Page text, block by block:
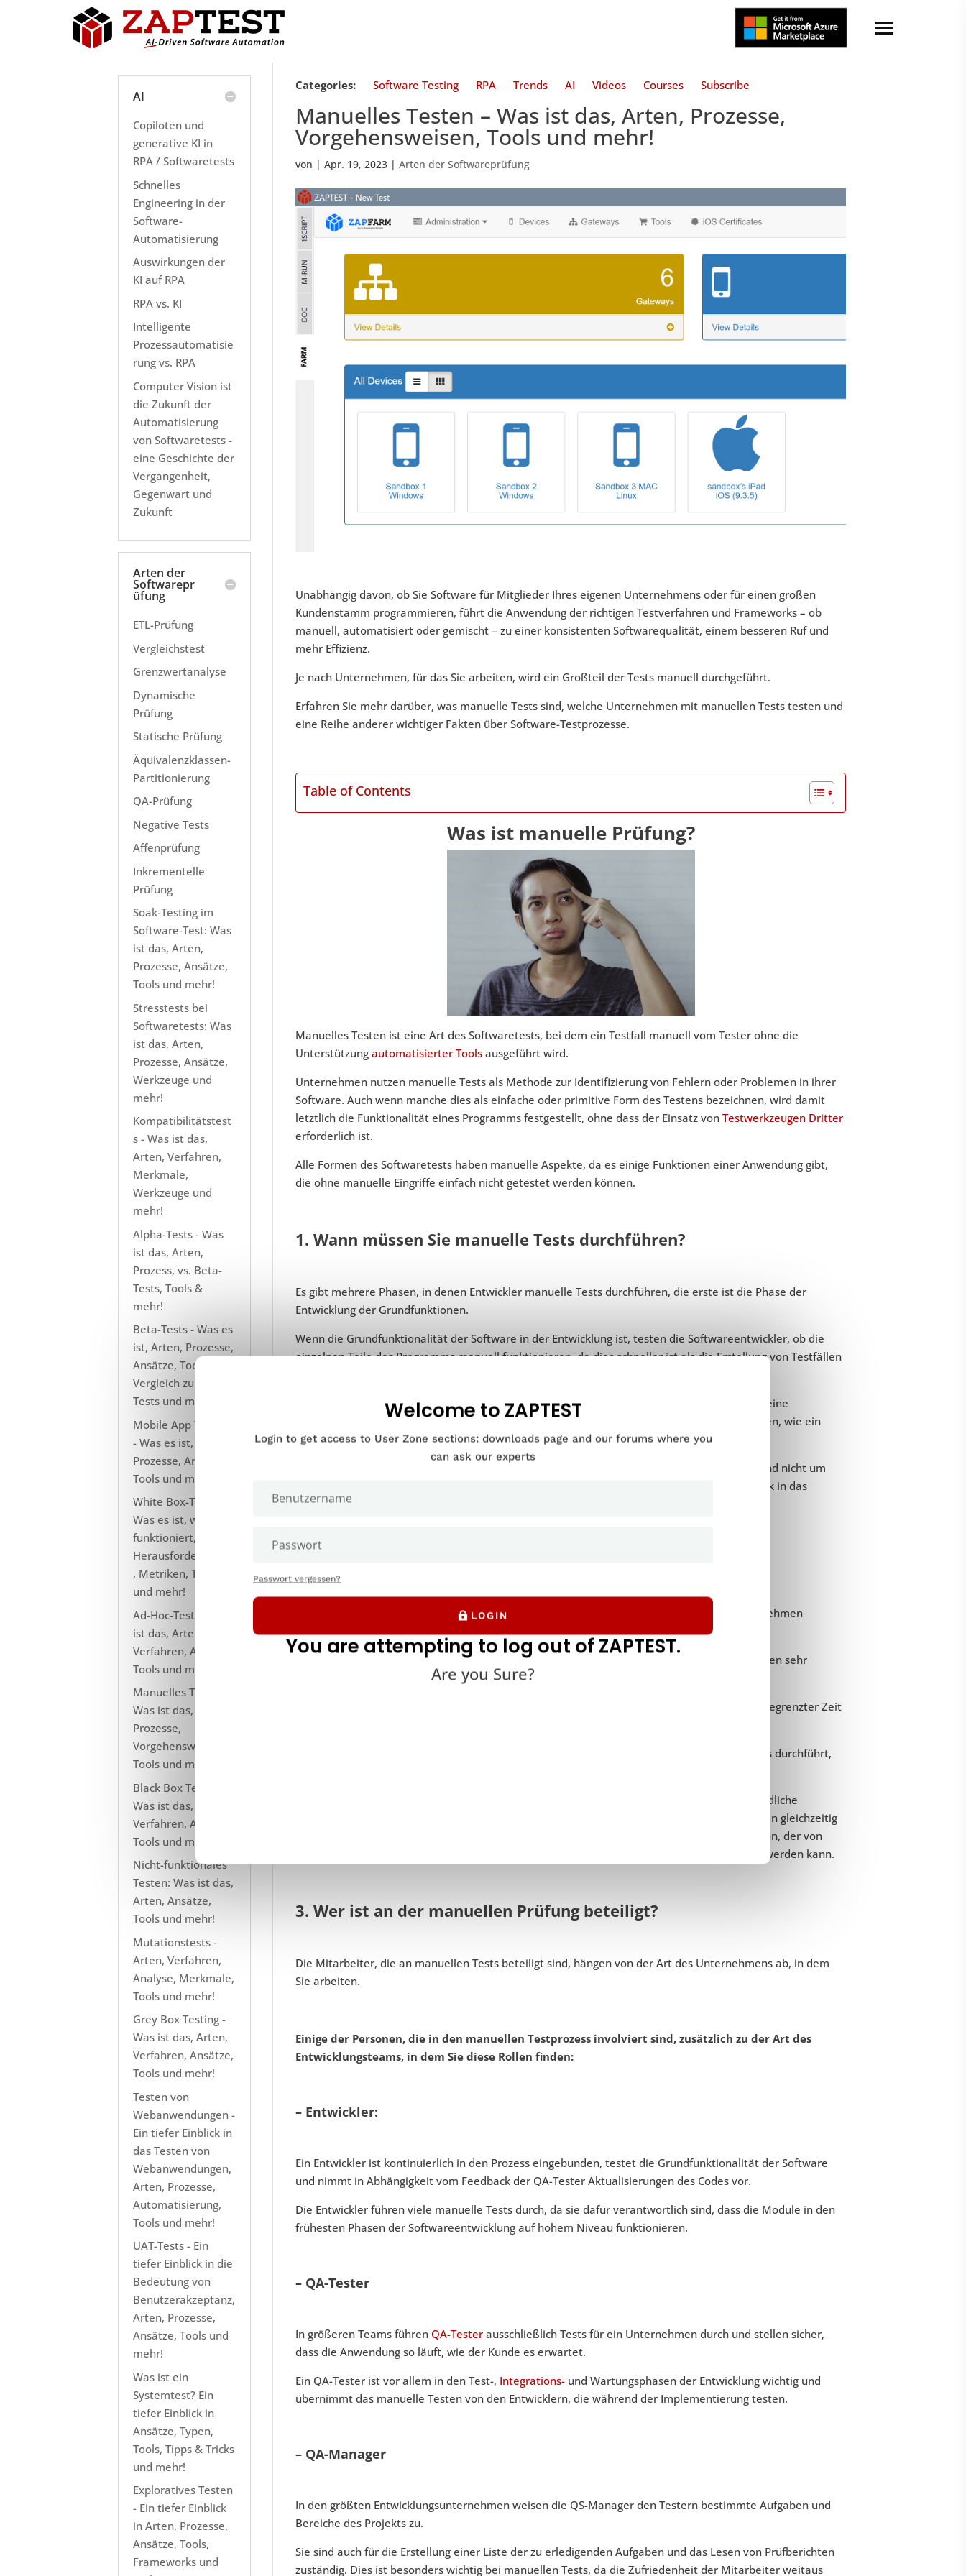
Categories: Software Testing RPA Trends AI Videos Courses Subscribe
Manuelles Testen – Was ist das, Arten, Prozesse,
Vorgehensweisen, Tools und mehr!
von |Apr. 19, 2023 |Arten der Softwareprüfung
Unabhängig davon, ob Sie Software für Mitglieder Ihres eigenen Unternehmens oder für einen großen
Kundenstamm programmieren, führt die Anwendung der richtigen Testverfahren und Frameworks – ob
manuell, automatisiert oder gemischt – zu einer konsistenten Softwarequalität, einem besseren Ruf und
mehr Effizienz.
Je nach Unternehmen, für das Sie arbeiten, wird ein Großteil der Tests manuell durchgeführt.
Erfahren Sie mehr darüber, was manuelle Tests sind, welche Unternehmen mit manuellen Tests testen und
eine Reihe anderer wichtiger Fakten über Software-Testprozesse.
Table of Contents
Was ist manuelle Prüfung?
Manuelles Testen ist eine Art des Softwaretests, bei dem ein Testfall manuell vom Tester ohne die
Unterstützungautomatisierter Tools ausgeführt wird.
Unternehmen nutzen manuelle Tests als Methode zur Identifizierung von Fehlern oder Problemen in ihrer
Software. Auch wenn manche dies als einfache oder primitive Form des Testens bezeichnen, wird damit
letztlich die Funktionalität eines Programms festgestellt, ohne dass der Einsatz vonTestwerkzeugen Dritter
erforderlich ist.
Alle Formen des Softwaretests haben manuelle Aspekte, da es einige Funktionen einer Anwendung gibt,
die ohne manuelle Eingriffe einfach nicht getestet werden können.
1. Wann müssen Sie manuelle Tests durchführen?
Es gibt mehrere Phasen, in denen Entwickler manuelle Tests durchführen, die erste ist die Phase der
Entwicklung der Grundfunktionen.
Wenn die Grundfunktionalität der Software in der Entwicklung ist, testen die Softwareentwickler, ob die
einzelnen Teile des Programms manuell funktionieren, da dies schneller ist als die Erstellung von Testfällen
Manuelle Tests sind auch in den letzten Phasen der Entwicklung üblich, wenn ein Programm eine
Benutzeroberfläche erstellt hat. BeimTesten der Benutzeroberfläche
geht es darum, zu sehen, wie ein
realer Benutzer auf die Gestaltung der Menüs und die Funktionsweise des Systems reagiert.
Da es sich hierbei um eine Menge qualitativer Daten und persönlicher Meinungen handelt und nicht um
rein quantitative Metriken, sind manuelle Tests die ideale Option, um einen besseren Einblick in das
Produkt zu erhalten.
Es gibt einige Fälle, in denen manuelle Tests viel mehr Zeit und Mühe als nötig in Anspruch nehmen
Datenbanken verarbeiten riesige Datenmengen, deren manuelle Eingabe für ein Unternehmen sehr
zeitaufwändig und ineffizient wäre.
In diesen Fällen ist der Einsatz automatisierter Systeme ideal, da sie große Datenpakete in begrenzter Zeit
, wo ein Entwickler Tests durchführt,
Dies ist häufig der Fall bei Online-Anwendungen und Programmen mit Servern, die eine gründliche
Bewertung erfordern. Die Durchführung manueller Tests würde erfordern, dass viele Personen gleichzeitig
auf eine Anwendung zugreifen, was zu erheblichen Arbeitskosten für einen Dienst führen kann, der von
einem automatisierten Software-Testsystem zu wesentlich geringeren Kosten durchgeführt werden kann.
3. Wer ist an der manuellen Prüfung beteiligt?
Die Mitarbeiter, die an manuellen Tests beteiligt sind, hängen von der Art des Unternehmens ab, in dem
Sie arbeiten.
Einige der Personen, die in den manuellen Testprozess involviert sind, zusätzlich zu der Art des
Entwicklungsteams, in dem Sie diese Rollen finden:
– Entwickler:
Ein Entwickler ist kontinuierlich in den Prozess eingebunden, testet die Grundfunktionalität der Software
und nimmt in Abhängigkeit vom Feedback der QA-Tester Aktualisierungen des Codes vor.
Die Entwickler führen viele manuelle Tests durch, da sie dafür verantwortlich sind, dass die Module in den
frühesten Phasen der Softwareentwicklung auf hohem Niveau funktionieren.
– QA-Tester
In größeren Teams führen QA-Tester ausschließlich Tests für ein Unternehmen durch und stellen sicher,
dass die Anwendung so läuft, wie der Kunde es erwartet.
Ein QA-Tester ist vor allem in den Test-, Integrations- und Wartungsphasen der Entwicklung wichtig und
übernimmt das manuelle Testen von den Entwicklern, die während der Implementierung testen.
– QA-Manager
In den größten Entwicklungsunternehmen weisen die QS-Manager den Testern bestimmte Aufgaben und
Bereiche des Projekts zu.
Sie sind auch für die Erstellung einer Liste der zu erledigenden Aufgaben und das Lesen von Prüfberichten
zuständig. Dies ist besonders wichtig bei manuellen Tests, da die Zufriedenheit der Mitarbeiter weitaus
AI
Copiloten und
generative KI in
RPA / Softwaretests
Schnelles
Engineering in der
Software-
Automatisierung
Auswirkungen der
KI auf RPA
RPA vs. KI
Intelligente
Prozessautomatisie
rung vs. RPA
Computer Vision ist
die Zukunft der
Automatisierung
von Softwaretests -
eine Geschichte der
Vergangenheit,
Gegenwart und
Zukunft
Arten der
Softwarepr
üfung
ETL-Prüfung
Vergleichstest
Grenzwertanalyse
Dynamische
Prüfung
Statische Prüfung
Äquivalenzklassen-
Partitionierung
QA-Prüfung
Negative Tests
Affenprüfung
Inkrementelle
Prüfung
Soak-Testing im
Software-Test: Was
ist das, Arten,
Prozesse, Ansätze,
Tools und mehr!
Stresstests bei
Softwaretests: Was
ist das, Arten,
Prozesse, Ansätze,
Werkzeuge und
mehr!
Kompatibilitätstest
s - Was ist das,
Arten, Verfahren,
Merkmale,
Werkzeuge und
mehr!
Alpha-Tests - Was
ist das, Arten,
Prozess, vs. Beta-
Tests, Tools &
mehr!
Beta-Tests - Was es
ist, Arten, Prozesse,
Ansätze, Tools, im
Vergleich zu Alpha-
Tests und mehr!
Mobile App Testing
- Was es ist, Arten,
Prozesse, Ansätze,
Tools und mehr!
White Box-Tests:
Was es ist, wie es
funktioniert,
Herausforderungen
, Metriken, Tools
und mehr!
Ad-Hoc-Tests - Was
ist das, Arten,
Verfahren, Ansätze,
Tools und mehr!
Manuelles Testen -
Was ist das, Arten,
Prozesse,
Vorgehensweisen,
Tools und mehr!
Black Box Testing -
Was ist das, Arten,
Verfahren, Ansätze,
Tools und mehr!
Nicht-funktionales
Testen: Was ist das,
Arten, Ansätze,
Tools und mehr!
Mutationstests -
Arten, Verfahren,
Analyse, Merkmale,
Tools und mehr!
Grey Box Testing -
Was ist das, Arten,
Verfahren, Ansätze,
Tools und mehr!
Testen von
Webanwendungen -
Ein tiefer Einblick in
das Testen von
Webanwendungen,
Arten, Prozesse,
Automatisierung,
Tools und mehr!
UAT-Tests - Ein
tiefer Einblick in die
Bedeutung von
Benutzerakzeptanz,
Arten, Prozesse,
Ansätze, Tools und
mehr!
Was ist ein
Systemtest? Ein
tiefer Einblick in
Ansätze, Typen,
Tools, Tipps & Tricks
und mehr!
Exploratives Testen
- Ein tiefer Einblick
in Arten, Prozesse,
Ansätze, Tools,
Frameworks und
Welcome to ZAPTEST
Login to get access to User Zone sections: downloads page and our forums where you
can ask our experts
Passwort vergessen?
LOGIN
You are attempting to log out of ZAPTEST.
Are you Sure?